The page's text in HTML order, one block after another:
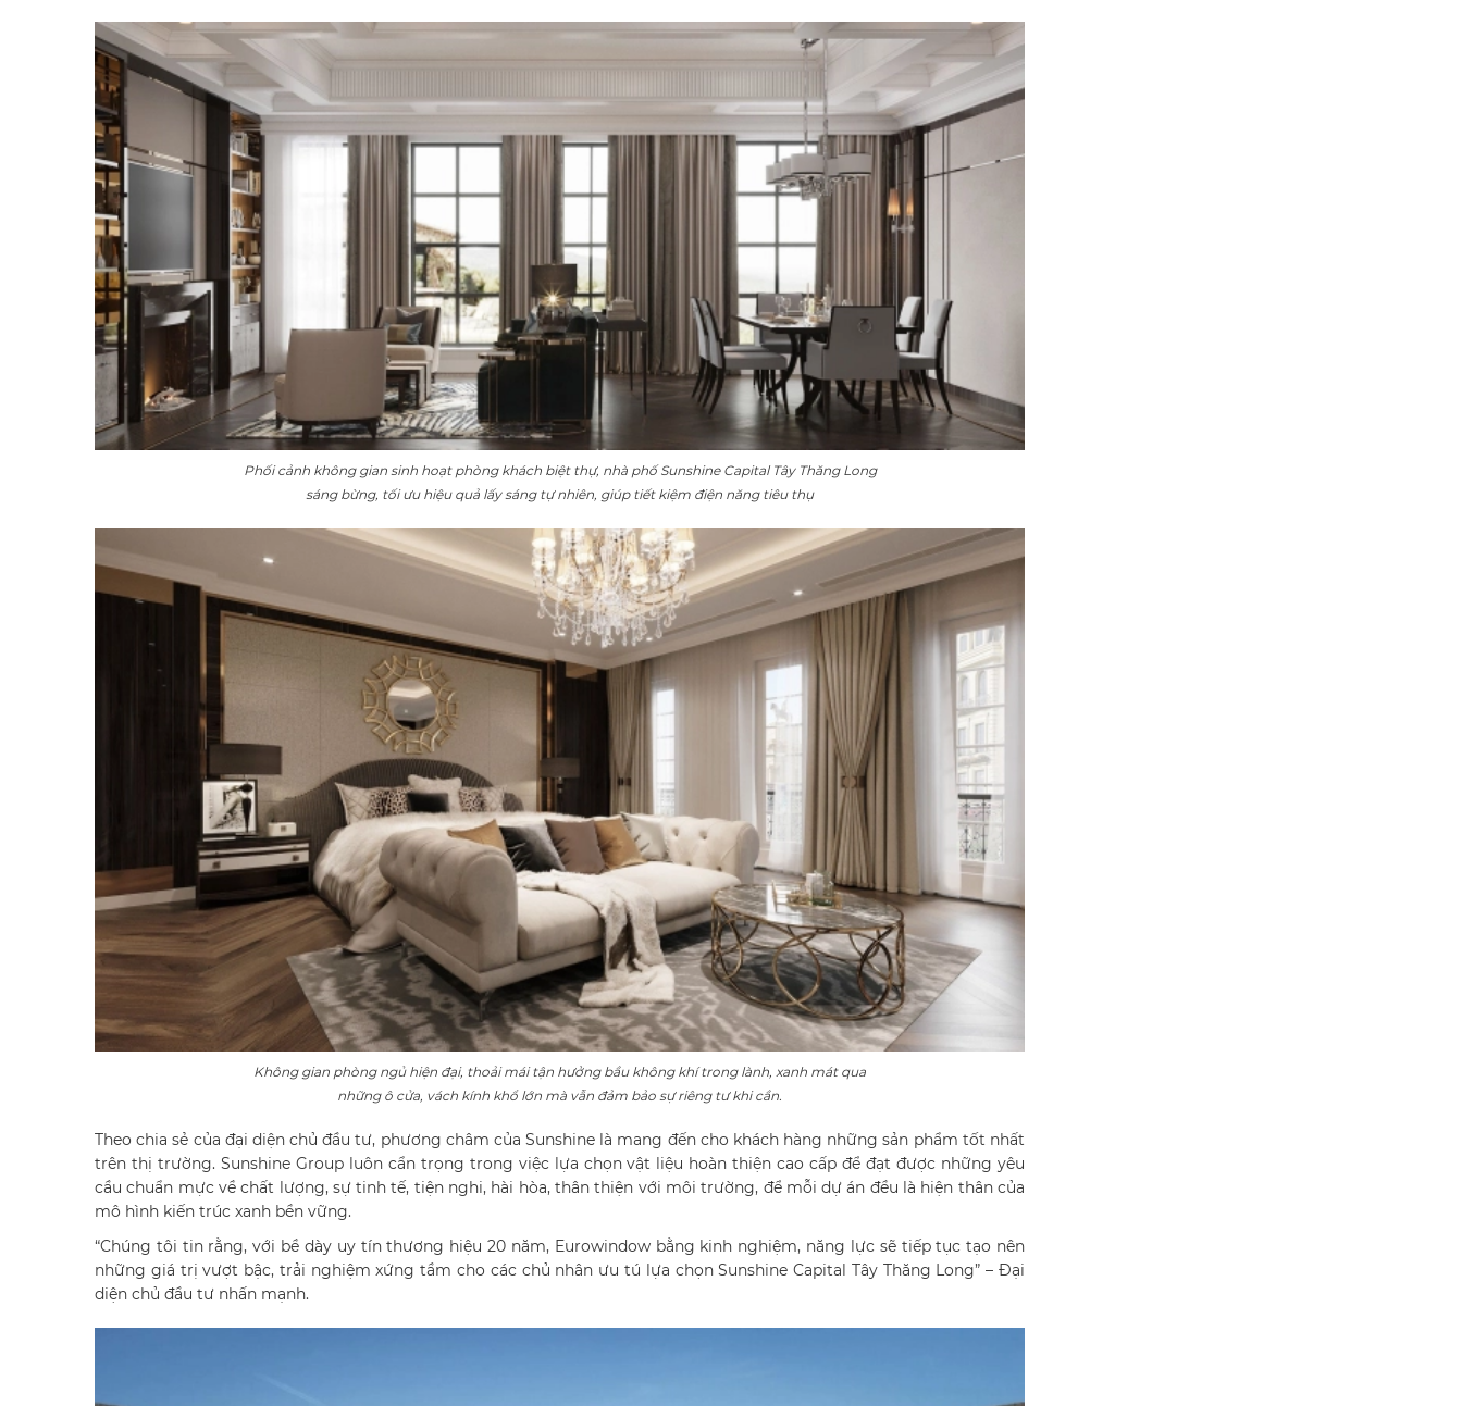
Phối cảnh không gian sinh hoạt phòng khách biệt thự, nhà phố Sunshine Capital Tây Thăng Long
sáng bừng, tối ưu hiệu quả lấy sáng tự nhiên, giúp tiết kiệm điện năng tiêu thụ
Không gian phòng ngủ hiện đại, thoải mái tận hưởng bầu không khí trong lành, xanh mát qua
những ô cửa, vách kính khổ lớn mà vẫn đảm bảo sự riêng tư khi cần.
Theo chia sẻ của đại diện chủ đầu tư, phương châm của Sunshine là mang đến cho khách hàng những sản phẩm tốt nhất
trên thị trường. Sunshine Group luôn cẩn trọng trong việc lựa chọn vật liệu hoàn thiện cao cấp để đạt được những yêu
cầu chuẩn mực về chất lượng, sự tinh tế, tiện nghi, hài hòa, thân thiện với môi trường, để mỗi dự án đều là hiện thân của
mô hình kiến trúc xanh bền vững.
“Chúng tôi tin rằng, với bề dày uy tín thương hiệu 20 năm, Eurowindow bằng kinh nghiệm, năng lực sẽ tiếp tục tạo nên
những giá trị vượt bậc, trải nghiệm xứng tầm cho các chủ nhân ưu tú lựa chọn Sunshine Capital Tây Thăng Long” – Đại
diện chủ đầu tư nhấn mạnh.